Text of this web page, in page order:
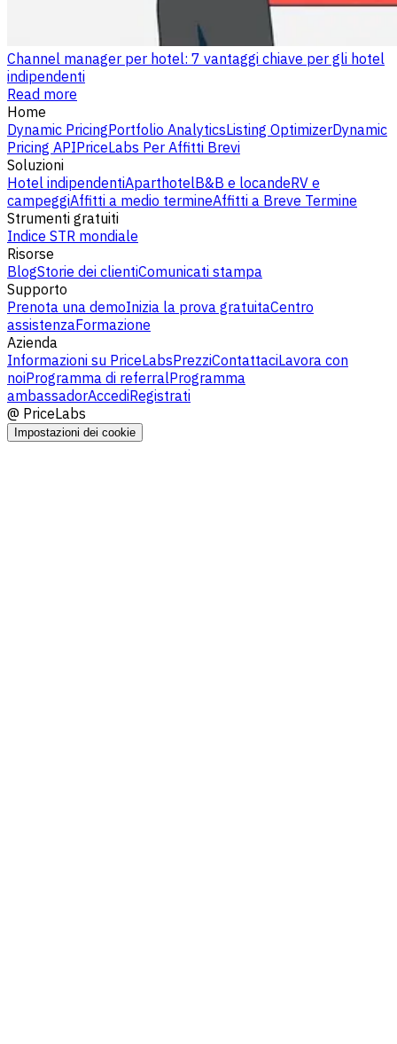
Channel manager per hotel: 7 vantaggi chiave per gli hotel
indipendenti
Read more
Home
Dynamic PricingPortfolio AnalyticsListing OptimizerDynamic
Pricing APIPriceLabs Per Affitti Brevi
Soluzioni
Hotel indipendentiAparthotelB&B e locandeRV e
campeggiAffitti a medio termineAffitti a Breve Termine
Strumenti gratuiti
Indice STR mondiale
Risorse
BlogStorie dei clientiComunicati stampa
Supporto
Prenota una demoInizia la prova gratuitaCentro
assistenzaFormazione
Azienda
Informazioni su PriceLabsPrezziContattaciLavora con
noiProgramma di referralProgramma
ambassadorAccediRegistrati
@ PriceLabs
Impostazioni dei cookie